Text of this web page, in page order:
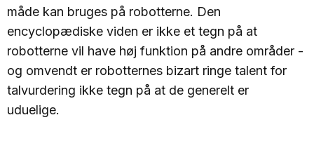
måde kan bruges på robotterne. Den
encyclopædiske viden er ikke et tegn på at
robotterne vil have høj funktion på andre områder -
og omvendt er robotternes bizart ringe talent for
talvurdering ikke tegn på at de generelt er
uduelige.